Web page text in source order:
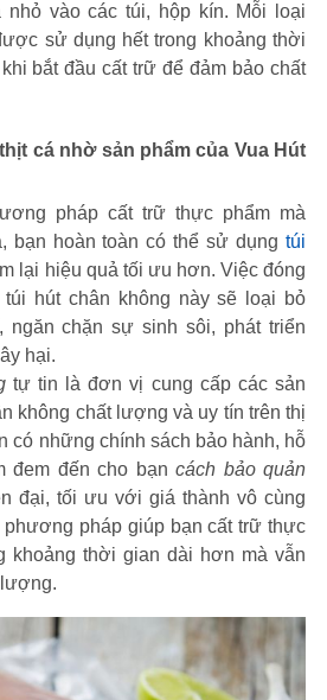
vào các túi, hộp kín. Mỗi loại
sử dụng hết trong khoảng thời
bắt đầu cất trữ để đảm bảo chất
cá nhờ sản phẩm của Vua Hút
pháp cất trữ thực phẩm mà
bạn hoàn toàn có thể sử dụng túi
lại hiệu quả tối ưu hơn. Việc đóng
hút chân không này sẽ loại bỏ
ngăn chặn sự sinh sôi, phát triển
hại.
tự tin là đơn vị cung cấp các sản
không chất lượng và uy tín trên thị
có những chính sách bảo hành, hỗ
đem đến cho bạn cách bảo quản
đại, tối ưu với giá thành vô cùng
pháp giúp bạn cất trữ thực
khoảng thời gian dài hơn mà vẫn